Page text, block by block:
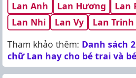
Lan Anh
Lan Hương
Lan
Lan Nhi
Lan Vy
Lan Trinh
Tham khảo thêm: Danh sách
chữ Lan hay cho bé trai và